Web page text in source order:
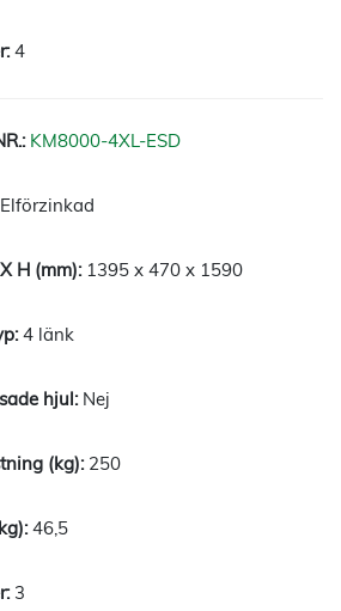
4
KM8000-4XL-ESD
Elförzinkad
1395 x 470 x 1590
4 länk
Nej
250
46,5
3